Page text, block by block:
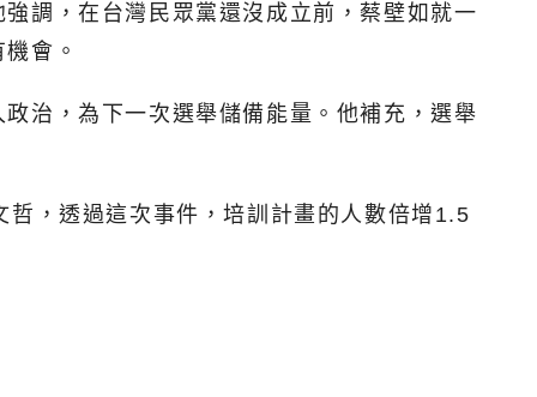
調，在台灣民眾黨還沒成立前，蔡壁如就一
會。
治，為下一次選舉儲備能量。他補充，選舉
，透過這次事件，培訓計畫的人數倍增1.5